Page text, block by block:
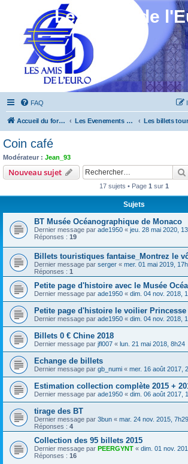
Les Amis de
FAQ
Accueil du forum Les Evenements ! [Ouvert au public]
Coin café
Modérateur : Jean_93
Nouveau sujet
17 sujets • Page 1 sur 1
Sujets
BT Musée Océanographique de Monaco
Dernier message par ade1950 « jeu. 28 mai 2020,
Réponses : 19
Billets touristiques fantaise_Montrez le
Dernier message par serger « mer. 01 mai 2019,
Réponses : 1
Petite page d'histoire avec le Musée
Dernier message par ade1950 « dim. 04 nov. 2018,
Petite page d'histoire le voilier
Dernier message par ade1950 « dim. 04 nov. 2018,
Billets 0 € Chine 2018
Dernier message par jfl007 « lun. 21 mai 2018, 8h24
Echange de billets
Dernier message par gb_numi « mer. 16 août 2017,
Estimation collection complète 2015 +
Dernier message par ade1950 « dim. 06 août 2017,
tirage des BT
Dernier message par 3bun « mar. 24 nov. 2015, 7h29
Réponses : 4
Collection des 95 billets 2015
Dernier message par PEERGYNT « dim. 01 nov.
Réponses : 16